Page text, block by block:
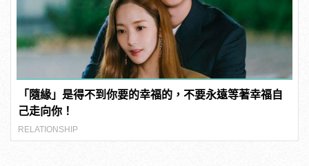
「隨緣」是得不到你要的幸福的，不要永遠等著幸福自
己走向你！
RELATIONSHIP